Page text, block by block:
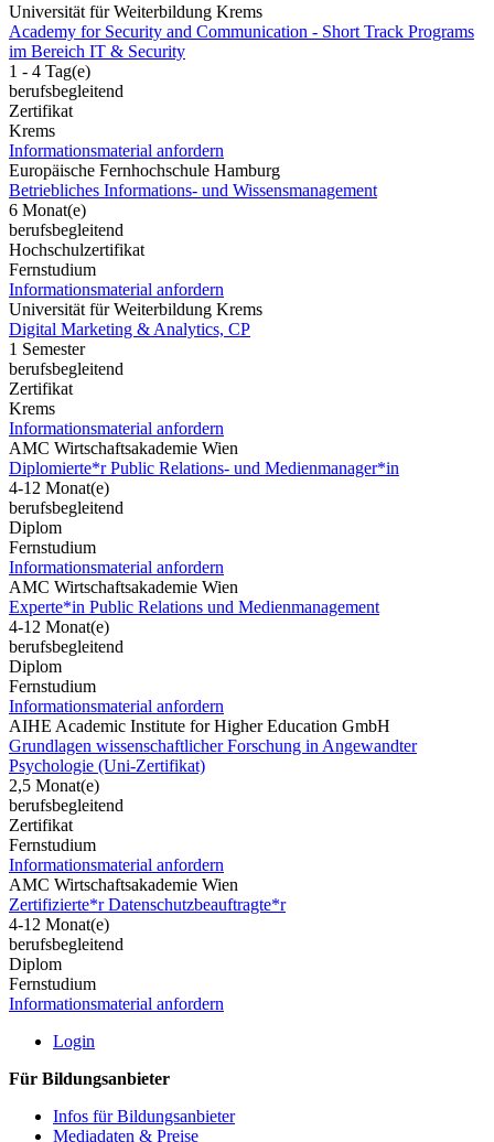
Universität für Weiterbildung Krems
Academy for Security and Communication - Short Track Programs
im Bereich IT & Security
1 - 4 Tag(e)
berufsbegleitend
Zertifikat
Krems
Informationsmaterial anfordern
Europäische Fernhochschule Hamburg
Betriebliches Informations- und Wissensmanagement
6 Monat(e)
berufsbegleitend
Hochschulzertifikat
Fernstudium
Informationsmaterial anfordern
Universität für Weiterbildung Krems
Digital Marketing & Analytics, CP
1 Semester
berufsbegleitend
Zertifikat
Krems
Informationsmaterial anfordern
AMC Wirtschaftsakademie Wien
Diplomierte*r Public Relations- und Medienmanager*in
4-12 Monat(e)
berufsbegleitend
Diplom
Fernstudium
Informationsmaterial anfordern
AMC Wirtschaftsakademie Wien
Experte*in Public Relations und Medienmanagement
4-12 Monat(e)
berufsbegleitend
Diplom
Fernstudium
Informationsmaterial anfordern
AIHE Academic Institute for Higher Education GmbH
Grundlagen wissenschaftlicher Forschung in Angewandter
Psychologie (Uni-Zertifikat)
2,5 Monat(e)
berufsbegleitend
Zertifikat
Fernstudium
Informationsmaterial anfordern
AMC Wirtschaftsakademie Wien
Zertifizierte*r Datenschutzbeauftragte*r
4-12 Monat(e)
berufsbegleitend
Diplom
Fernstudium
Informationsmaterial anfordern
Login
Für Bildungsanbieter
Infos für Bildungsanbieter
Mediadaten & Preise